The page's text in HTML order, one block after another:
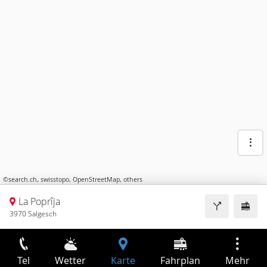
©search.ch, swisstopo, OpenStreetMap, others
La Poprîja
3970 Salgesch
Tel Wetter Karte Fahrplan Mehr